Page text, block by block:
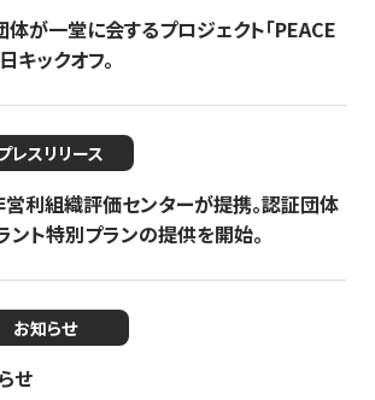
が一堂に会するプロジェクト「PEACE
キックオフ。
レスリリース
営利組織評価センターが提携。認証団体
ント特別プランの提供を開始。
お知らせ
せ